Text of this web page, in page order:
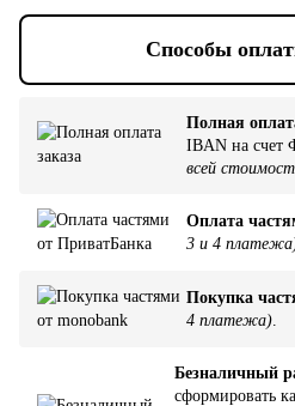
Способы
Полная
IBAN на
всей
Оплата
3 и 4
Покупка
4 платежа)
Безналичный
сформировать